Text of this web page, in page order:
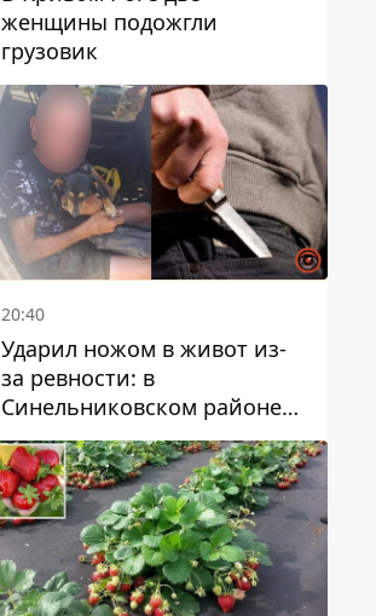
женщины подожгли
грузовик
20:40
Ударил ножом в живот из-
за ревности: в
Синельниковском районе
задержали 49-летнего
мужчину за убийство